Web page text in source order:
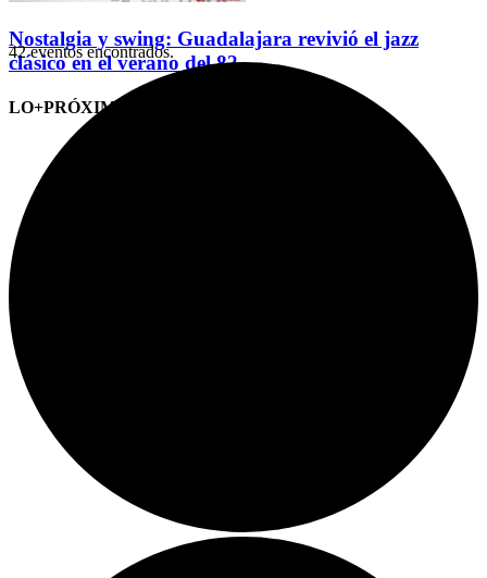
Nostalgia y swing: Guadalajara revivió el jazz
clásico en el verano del 82
LO+PRÓXIMO (CITAS)
42 eventos encontrados.